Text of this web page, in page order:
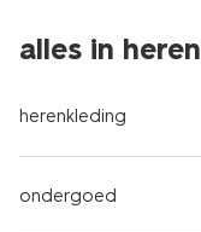
alles in heren
herenkleding
ondergoed